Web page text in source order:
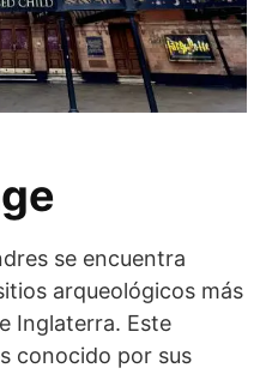
se encuentra
arqueológicos más
Inglaterra. Este
conocido por sus